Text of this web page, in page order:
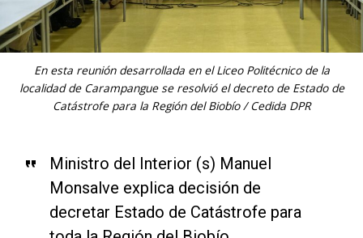
En esta reunión desarrollada en el Liceo Politécnico de la
localidad de Carampangue se resolvió el decreto de Estado de
Catástrofe para la Región del Biobío / Cedida DPR
Ministro del Interior (s) Manuel
Monsalve explica decisión de
decretar Estado de Catástrofe para